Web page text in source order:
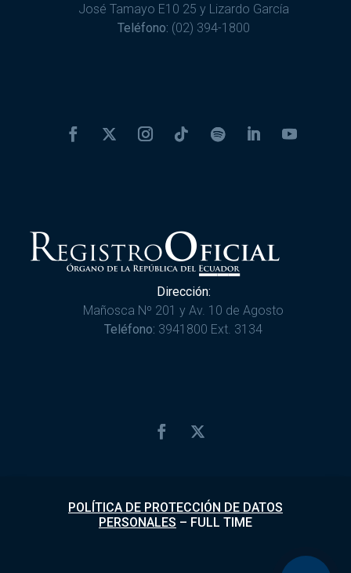
José Tamayo E10 25 y Lizardo García
Teléfono: (02) 394-1800
Dirección:
Mañosca Nº 201 y Av. 10 de Agosto
Teléfono: 3941800 Ext. 3134
POLÍTICA DE PROTECCIÓN DE DATOS
PERSONALES – FULL TIME